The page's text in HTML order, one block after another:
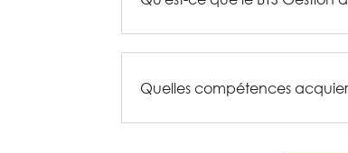
Quelles compétences